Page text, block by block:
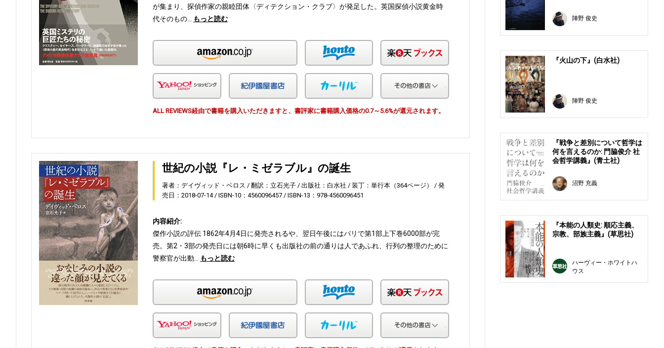
が集まり、探偵作家の親睦団体〈ディテクション・クラブ〉が発足した。英国探偵小説黄金時
代そのもの…
もっと読む
honto
Yahoo!ショッピング 紀伊国屋 カーリル
ALL REVIEWS経由で書籍を購入いただきますと、書評家に書籍購入価格の0.7～5.6%が還元されます。
世紀の小説『レ・ミゼラブル』の誕生
著者：デイヴィッド・ベロス 翻訳：立石光子 出版社：白水社 装丁：単行本（364ページ）
発
売日：2018-07-14
ISBN-10：4560096457 ISBN-13：978-4560096451
内容紹介:
傑作小説の評伝 1862年4月4日に発売されるや、翌日午後にはパリで第1部上下巻6000部が完
売。第2・3部の発売日には朝6時に早くも出版社の前の通りは人であふれ、行列の整理のために
警察官が出動…
もっと読む
honto
Yahoo!ショッピング 紀伊国屋 カーリル
陣野 俊史
『火山の下』(白水社)
陣野 俊史
『戦争と差別について哲学は
何を言えるのか: 門脇俊介 社
会哲学講義』(青土社)
沼野 充義
『本能の人類史: 順応主義、
宗教、部族主義』(草思社)
ハーヴィー・ホワイトハ
ウス